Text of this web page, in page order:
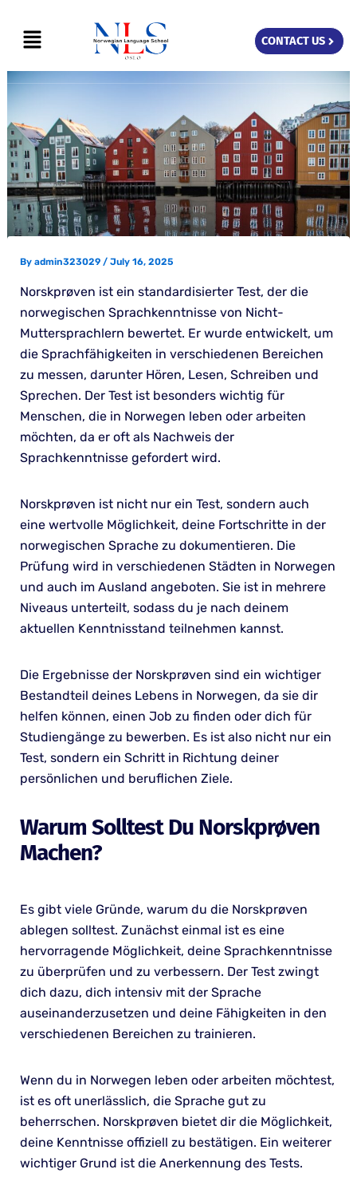
content
Menu CONTACT US
By admin323029 / July 16, 2025
Norskprøven ist ein standardisierter Test, der die
norwegischen Sprachkenntnisse von Nicht-
Muttersprachlern bewertet. Er wurde entwickelt, um
die Sprachfähigkeiten in verschiedenen Bereichen
zu messen, darunter Hören, Lesen, Schreiben und
Sprechen. Der Test ist besonders wichtig für
Menschen, die in Norwegen leben oder arbeiten
möchten, da er oft als Nachweis der
Sprachkenntnisse gefordert wird.
Norskprøven ist nicht nur ein Test, sondern auch
eine wertvolle Möglichkeit, deine Fortschritte in der
norwegischen Sprache zu dokumentieren. Die
Prüfung wird in verschiedenen Städten in Norwegen
und auch im Ausland angeboten. Sie ist in mehrere
Niveaus unterteilt, sodass du je nach deinem
aktuellen Kenntnisstand teilnehmen kannst.
Die Ergebnisse der Norskprøven sind ein wichtiger
Bestandteil deines Lebens in Norwegen, da sie dir
helfen können, einen Job zu finden oder dich für
Studiengänge zu bewerben. Es ist also nicht nur ein
Test, sondern ein Schritt in Richtung deiner
persönlichen und beruflichen Ziele.
Warum Solltest Du Norskprøven
Machen?
Es gibt viele Gründe, warum du die Norskprøven
ablegen solltest. Zunächst einmal ist es eine
hervorragende Möglichkeit, deine Sprachkenntnisse
zu überprüfen und zu verbessern. Der Test zwingt
dich dazu, dich intensiv mit der Sprache
auseinanderzusetzen und deine Fähigkeiten in den
verschiedenen Bereichen zu trainieren.
Wenn du in Norwegen leben oder arbeiten möchtest,
ist es oft unerlässlich, die Sprache gut zu
beherrschen. Norskprøven bietet dir die Möglichkeit,
deine Kenntnisse offiziell zu bestätigen. Ein weiterer
wichtiger Grund ist die Anerkennung des Tests.